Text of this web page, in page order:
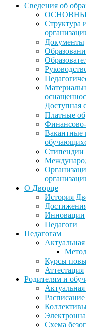
Сведения об
Структура
Документы
Доступная
Платные
Финансово-
Вакантные
Стипендии
О Дворце
История
Инновации
Педагоги
Педагогам
Курсы
Аттестация
Родителям и
Схема